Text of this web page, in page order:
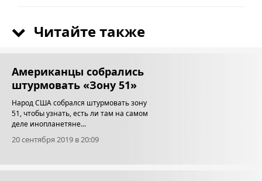
Читайте также
Американцы собрались
штурмовать «Зону 51»
Народ США собрался штурмовать зону
51, чтобы узнать, есть ли там на самом
деле инопланетяне...
20 сентября 2019 в 20:09